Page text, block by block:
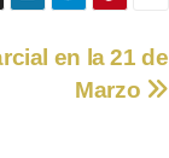
en la 21 de
Marzo